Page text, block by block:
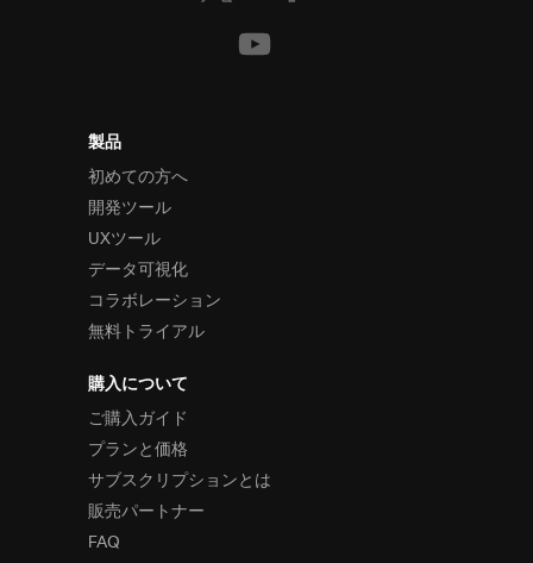
製品
初めての方へ
開発ツール
UXツール
データ可視化
コラボレーション
無料トライアル
購入について
ご購入ガイド
プランと価格
サブスクリプションとは
販売パートナー
FAQ